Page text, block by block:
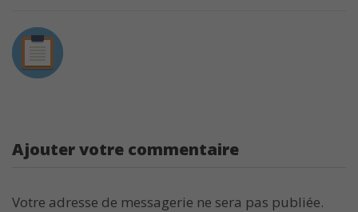
Ajouter votre commentaire
Votre adresse de messagerie ne sera pas publiée.